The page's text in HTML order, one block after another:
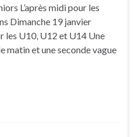
L’après midi pour les
Dimanche 19 janvier
les U10, U12 et U14 Une
matin et une seconde vague